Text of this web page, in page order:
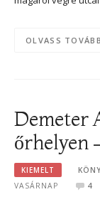
OLVASS TOVÁBB
Demeter
őrhelyen
KIEMELT
VASÁRNAP
4